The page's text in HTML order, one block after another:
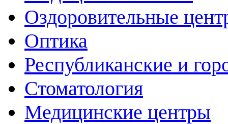
Оздоровительные
Оптика
Республиканские и
Стоматология
Медицинские центры